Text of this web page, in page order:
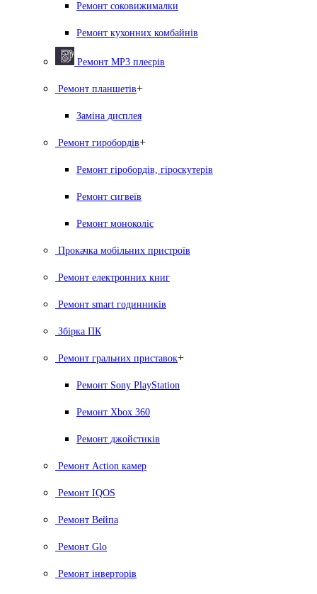
Ремонт соковижималки
Ремонт кухонних комбайнів
Ремонт MP3 плеєрів
Ремонт планшетів+
Заміна дисплея
Ремонт гиробордiв+
Ремонт гіробордів, гіроскутерів
Ремонт сигвеїв
Ремонт моноколіс
Прокачка мобільних пристроїв
Ремонт електронних книг
Ремонт smart годинників
Збірка ПК
Ремонт гральних приставок+
Ремонт Sony PlayStation
Ремонт Xbox 360
Ремонт джойстиків
Ремонт Action камер
Ремонт IQOS
Ремонт Вейпа
Ремонт Glo
Ремонт інверторів